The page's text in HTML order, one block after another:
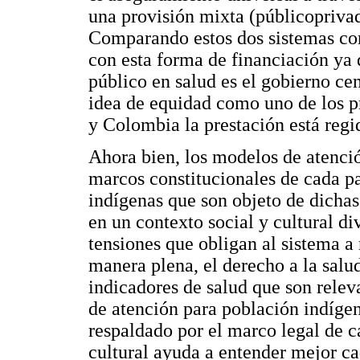
una provisión mixta
Comparando estos dos sistemas
con esta forma de financiación
público en salud es el gobierno
idea de equidad como uno de los
y Colombia la prestación está
Ahora bien, los modelos de
marcos constitucionales de cada
indígenas que son objeto de
en un contexto social y cultural
tensiones que obligan al sistema
manera plena, el derecho a la
indicadores de salud que son
de atención para población
respaldado por el marco legal de
cultural ayuda a entender mejor